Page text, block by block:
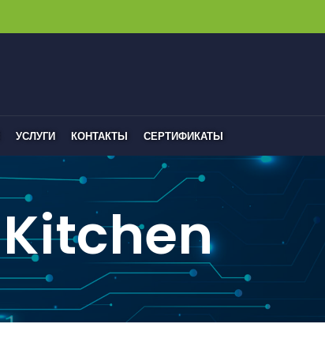
УСЛУГИ КОНТАКТЫ СЕРТИФИКАТЫ
Kitchen